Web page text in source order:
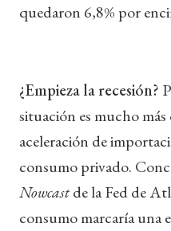
quedaron 6,8% por
¿Empieza la recesión?
situación es mucho
aceleración de
consumo privado.
Nowcastde la Fed de
consumo marcaría una